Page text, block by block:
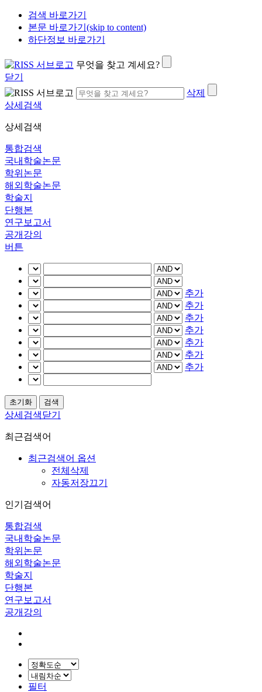
검색 바로가기
본문 바로가기(skip to content)
하단정보 바로가기
무엇을 찾고 계세요?
닫기
삭제
상세검색
상세검색
통합검색
국내학술논문
학위논문
해외학술논문
학술지
단행본
연구보고서
공개강의
버튼
추가
추가
추가
추가
추가
추가
추가
상세검색닫기
최근검색어
최근검색어 옵션
전체삭제
자동저장끄기
인기검색어
통합검색
국내학술논문
학위논문
해외학술논문
학술지
단행본
연구보고서
공개강의
필터